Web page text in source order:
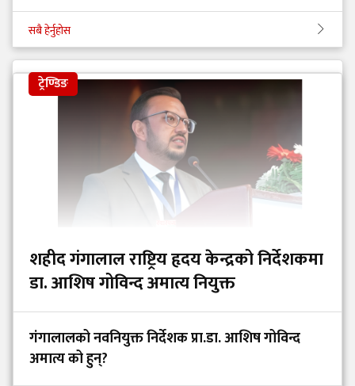
सबै हेर्नुहोस
ट्रेण्डिङ
शहीद गंगालाल राष्ट्रिय हृदय केन्द्रको निर्देशकमा
डा. आशिष गोविन्द अमात्य नियुक्त
गंगालालको नवनियुक्त निर्देशक प्रा.डा. आशिष गोविन्द
अमात्य को हुन्?